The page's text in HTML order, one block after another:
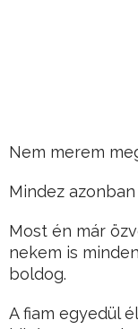
Nem merem
Mindez
Most én már
nekem is
boldog.
A fiam egyedül